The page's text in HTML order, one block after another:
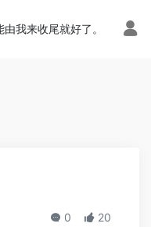
我来收尾就好了。
0 20